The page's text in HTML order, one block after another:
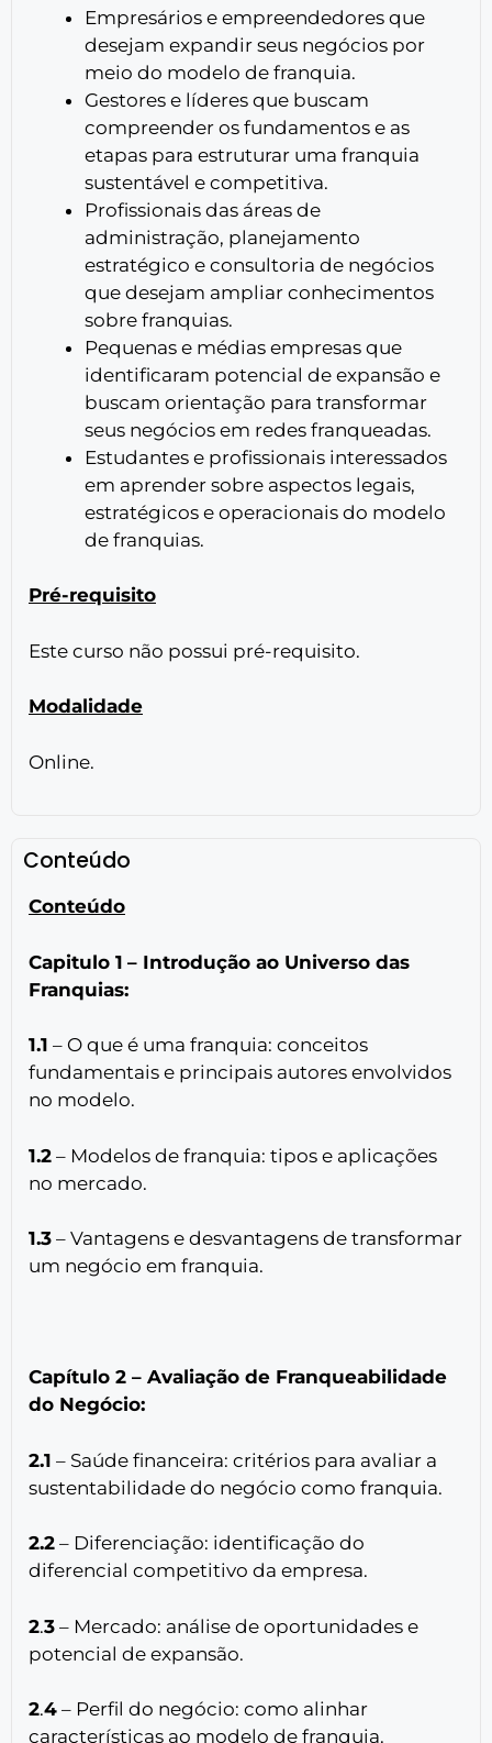
Empresários e empreendedores que
desejam expandir seus negócios por
meio do modelo de franquia.
Gestores e líderes que buscam
compreender os fundamentos e as
etapas para estruturar uma franquia
sustentável e competitiva.
Profissionais das áreas de
administração, planejamento
estratégico e consultoria de negócios
que desejam ampliar conhecimentos
sobre franquias.
Pequenas e médias empresas que
identificaram potencial de expansão e
buscam orientação para transformar
seus negócios em redes franqueadas.
Estudantes e profissionais interessados
em aprender sobre aspectos legais,
estratégicos e operacionais do modelo
de franquias.
Pré-requisito
Este curso não possui pré-requisito.
Modalidade
Online.
Conteúdo
Conteúdo
Capitulo 1 – Introdução ao Universo das
Franquias:
1.1 – O que é uma franquia: conceitos
fundamentais e principais autores envolvidos
no modelo.
1.2 – Modelos de franquia: tipos e aplicações
no mercado.
1.3 – Vantagens e desvantagens de transformar
um negócio em franquia.
Capítulo 2 – Avaliação de Franqueabilidade
do Negócio:
2.1 – Saúde financeira: critérios para avaliar a
sustentabilidade do negócio como franquia.
2.2 – Diferenciação: identificação do
diferencial competitivo da empresa.
2.3 – Mercado: análise de oportunidades e
potencial de expansão.
2.4 – Perfil do negócio: como alinhar
características ao modelo de franquia.